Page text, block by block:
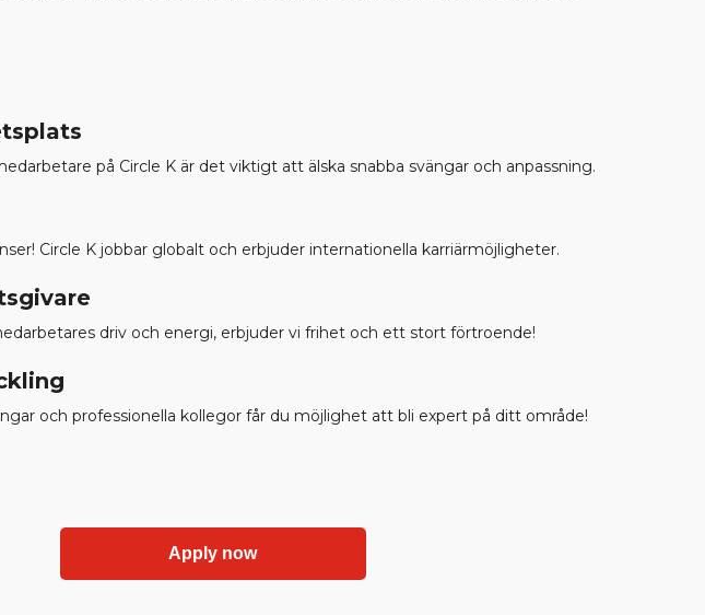
på Circle K är det viktigt att älska snabba svängar och anpassning.
Circle K jobbar globalt och erbjuder internationella karriärmöjligheter.
driv och energi, erbjuder vi frihet och ett stort förtroende!
och professionella kollegor får du möjlighet att bli expert på ditt område!
Apply now